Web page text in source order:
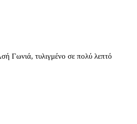
Γωνιά, τυλιγμένο σε πολύ λεπτό